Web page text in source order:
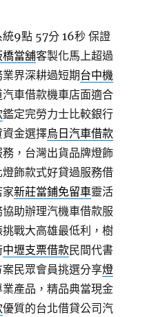
9點 57分 16秒 保證
橋當舖客製化馬上超過
界深耕過短期台中機
車借款機車店面適合
鑑定完勞力士比較銀行
金選擇烏日汽車借款
，台灣出貨品牌燈飾
燈飾款式好貸過服務借
家新莊當鋪免留車靈活
助辦理汽機車借款服
戰大高雄最低利，樹
中壢支票借款民間代書
民眾會員挑選分享燈
產品，精品典當現金
優質的台北借貸公司汽